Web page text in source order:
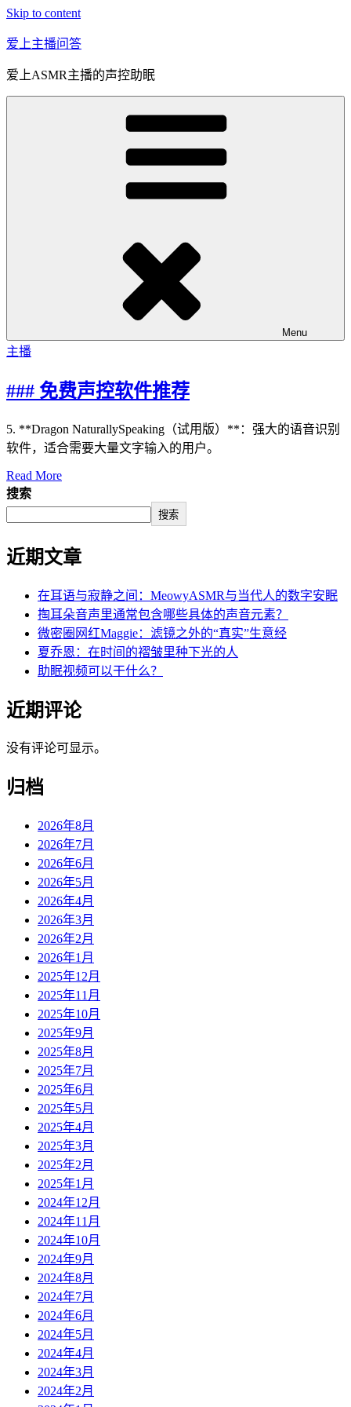
Skip to content
爱上主播问答
爱上ASMR主播的声控助眠
Menu
主播
### 免费声控软件推荐
5. **Dragon NaturallySpeaking（试用版）**：强大的语音识别
软件，适合需要大量文字输入的用户。
Read More
搜索
搜索
近期文章
在耳语与寂静之间：MeowyASMR与当代人的数字安眠
掏耳朵音声里通常包含哪些具体的声音元素？
微密圈网红Maggie：滤镜之外的“真实”生意经
夏乔恩：在时间的褶皱里种下光的人
助眠视频可以干什么？
近期评论
没有评论可显示。
归档
2026年8月
2026年7月
2026年6月
2026年5月
2026年4月
2026年3月
2026年2月
2026年1月
2025年12月
2025年11月
2025年10月
2025年9月
2025年8月
2025年7月
2025年6月
2025年5月
2025年4月
2025年3月
2025年2月
2025年1月
2024年12月
2024年11月
2024年10月
2024年9月
2024年8月
2024年7月
2024年6月
2024年5月
2024年4月
2024年3月
2024年2月